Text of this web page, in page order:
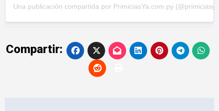
Una publicación compartida por PrimiciasYa.com.py
Compartir: